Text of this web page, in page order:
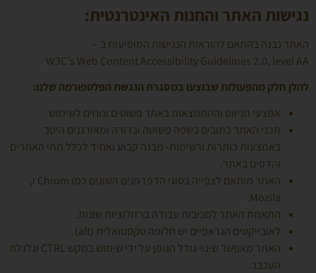
נגישות האתר והחנות האינטרנטית:
האתר נבנה בהתאם להוראות הנגישות המופיעות ב –
W3C's Web Content Accessibility Guidelines 2.0, level AA
להלן חלק מהפעולות שבוצעו במסגרת הנגשת הפלטפורמה שלנו:
אמצעי הניווט וההתמצאות באתר פשוטים ונוחים לשימוש
תכני האתר כתובים בשפה פשוטה וברורה ומאורגנים היטב
באמצעות כותרות ורשימות- מבנה קבוע ואחיד לכלל תתי האתרים
והדפים באתר.
האתר מותאם לצפייה בסוגי הדפדפנים השונים כמו Chrom ו,
Mozila.
התאמת האתר לסביבות עבודה ברזולוציות שונות.
לאובייקטים הגראפיים יש חלופה טקסטואלית (alt).
האתר מאפשר שינוי גודל הגופן על ידי שימוש במקש CTRL וגלגלת
העכבר.